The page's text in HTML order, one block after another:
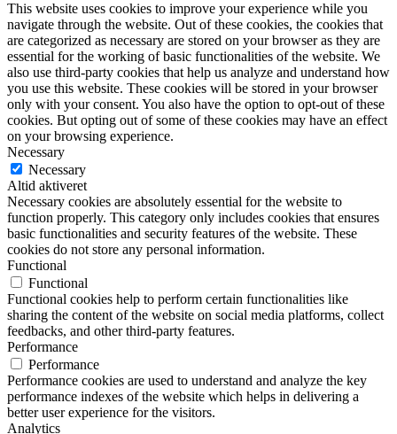
This website uses cookies to improve your experience while you
navigate through the website. Out of these cookies, the cookies that
are categorized as necessary are stored on your browser as they are
essential for the working of basic functionalities of the website. We
also use third-party cookies that help us analyze and understand how
you use this website. These cookies will be stored in your browser
only with your consent. You also have the option to opt-out of these
cookies. But opting out of some of these cookies may have an effect
on your browsing experience.
Necessary
Necessary
Altid aktiveret
Necessary cookies are absolutely essential for the website to
function properly. This category only includes cookies that ensures
basic functionalities and security features of the website. These
cookies do not store any personal information.
Functional
Functional
Functional cookies help to perform certain functionalities like
sharing the content of the website on social media platforms, collect
feedbacks, and other third-party features.
Performance
Performance
Performance cookies are used to understand and analyze the key
performance indexes of the website which helps in delivering a
better user experience for the visitors.
Analytics